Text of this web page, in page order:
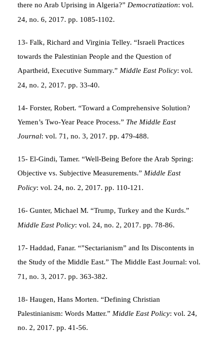
there no Arab Uprising in Algeria?” Democratization: vol.
24, no. 6, 2017. pp. 1085-1102.
13- Falk, Richard and Virginia Telley. “Israeli Practices
towards the Palestinian People and the Question of
Apartheid, Executive Summary.” Middle East Policy: vol.
24, no. 2, 2017. pp. 33-40.
14- Forster, Robert. “Toward a Comprehensive Solution?
Yemen’s Two-Year Peace Process.” The Middle East
Journal: vol. 71, no. 3, 2017. pp. 479-488.
15- El-Gindi, Tamer. “Well-Being Before the Arab Spring:
Objective vs. Subjective Measurements.” Middle East
Policy: vol. 24, no. 2, 2017. pp. 110-121.
16- Gunter, Michael M. “Trump, Turkey and the Kurds.”
Middle East Policy: vol. 24, no. 2, 2017. pp. 78-86.
17- Haddad, Fanar. “”Sectarianism” and Its Discontents in
the Study of the Middle East.” The Middle East Journal: vol.
71, no. 3, 2017. pp. 363-382.
18- Haugen, Hans Morten. “Defining Christian
Palestinianism: Words Matter.” Middle East Policy: vol. 24,
no. 2, 2017. pp. 41-56.